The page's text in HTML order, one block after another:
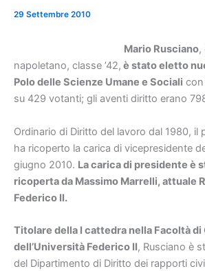
29 Settembre 2010
Mario Rusciano,
napoletano, classe ’42, è stato eletto
Polo delle Scienze Umane e Sociali
su 429 votanti; gli aventi diritto erano
Ordinario di Diritto del lavoro dal 1980, il
ha ricoperto la carica di vicepresidente
giugno 2010. La carica di presidente è
ricoperta da Massimo Marrelli, attuale
Federico II.
Titolare della I cattedra nella Facoltà
dell’Università Federico II, Rusciano è
del Dipartimento di Diritto dei rapporti